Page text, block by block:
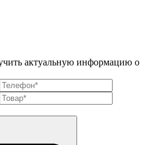
актуальную информацию о